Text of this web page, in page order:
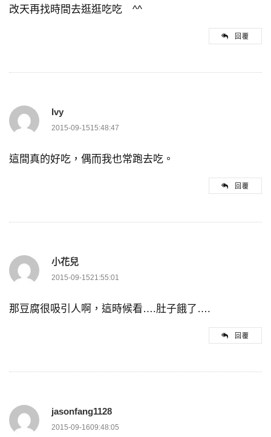
改天再找時間去逛逛吃吃 ^^
回覆
Ivy
2015-09-1515:48:47
這間真的好吃，偶而我也常跑去吃。
回覆
小花兒
2015-09-1521:55:01
那豆腐很吸引人啊，這時候看….肚子餓了….
回覆
jasonfang1128
2015-09-1609:48:05